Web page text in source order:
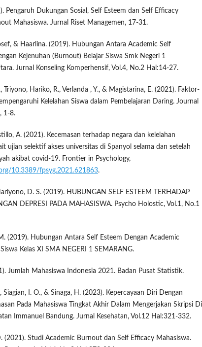
Pengaruh Dukungan Sosial, Self Esteem dan Self Efficacy
Mahasiswa. Jurnal Riset Managemen, 17-31.
& Haarlina. (2019). Hubungan Antara Academic Self
Kejenuhan (Burnout) Belajar Siswa Smk Negeri 1
Jurnal Konseling Komperhensif, Vol.4, No.2 Hal:14-27.
Triyono, Hariko, R., Verlanda , Y., & Magistarina, E. (2021). Faktor-
Kelelahan Siswa dalam Pembelajaran Daring. Journal
1-8.
A. (2021). Kecemasan terhadap negara dan kelelahan
ujian selektif akses universitas di Spanyol selama dan setelah
akibat covid-19. Frontier in Psychology,
10.3389/fpsyg.2021.621863.
D. S. (2019). HUBUNGAN SELF ESTEEM TERHADAP
DEPRESI PADA MAHASISWA. Psycho Holostic, Vol.1, No.1
(2019). Hubungan Antara Self Esteem Dengan Academic
Kelas XI SMA NEGERI 1 SEMARANG.
Jumlah Mahasiswa Indonesia 2021. Badan Pusat Statistik.
Siagian, I. O., & Sinaga, H. (2023). Kepercayaan Diri Dengan
Pada Mahasiswa Tingkat Akhir Dalam Mengerjakan Skripsi Di
Immanuel Bandung. Jurnal Kesehatan, Vol.12 Hal:321-332.
(2021). Studi Academic Burnout dan Self Efficacy Mahasiswa.